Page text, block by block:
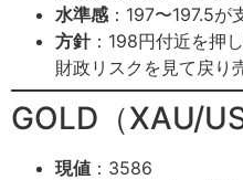
水準感 ：197〜197.5が
方針：198円付近を押
財政リスクを見て戻り
GOLD（XAU/
現値 ：3586